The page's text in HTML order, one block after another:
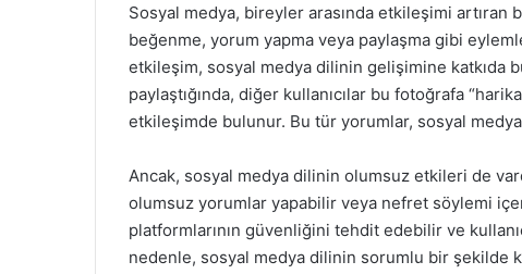
Sosyal medya, bireyler arasında etkileşimi artıran
beğenme, yorum yapma veya paylaşma gibi
etkileşim, sosyal medya dilinin gelişimine katkıda
paylaştığında, diğer kullanıcılar bu fotoğrafa
etkileşimde bulunur. Bu tür yorumlar, sosyal
Ancak, sosyal medya dilinin olumsuz etkileri de
olumsuz yorumlar yapabilir veya nefret söylemi
platformlarının güvenliğini tehdit edebilir ve
nedenle, sosyal medya dilinin sorumlu bir şekilde